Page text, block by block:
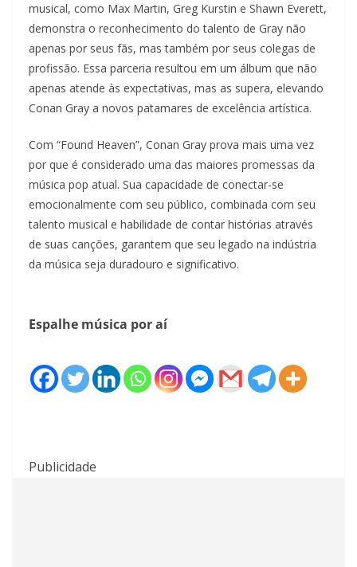
musical, como Max Martin, Greg Kurstin e Shawn Everett,
demonstra o reconhecimento do talento de Gray não
apenas por seus fãs, mas também por seus colegas de
profissão. Essa parceria resultou em um álbum que não
apenas atende às expectativas, mas as supera, elevando
Conan Gray a novos patamares de excelência artística.
Com “Found Heaven”, Conan Gray prova mais uma vez
por que é considerado uma das maiores promessas da
música pop atual. Sua capacidade de conectar-se
emocionalmente com seu público, combinada com seu
talento musical e habilidade de contar histórias através
de suas canções, garantem que seu legado na indústria
da música seja duradouro e significativo.
Espalhe música por aí
Publicidade